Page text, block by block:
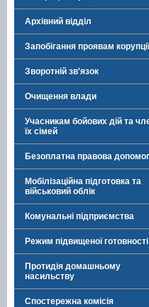
Архівний відділ
Запобігання проявам корупції
Зворотній зв'язок
Очищення влади
Учасникам бойових дій та
їх сімей
Безоплатна правова
Мобілізаційна підготовка та
військовий облік
Комунальні підприємства
Режим підвищеної готовності
Протидія домашньому
насильству
Спостережна комісія